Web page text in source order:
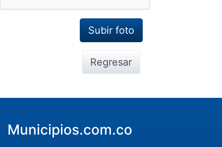
Regresar
Municipios.com.co